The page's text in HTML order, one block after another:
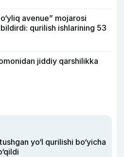
avenue” mojarosi
qurilish ishlarining 53
jiddiy qarshilikka
yo‘l qurilishi bo‘yicha